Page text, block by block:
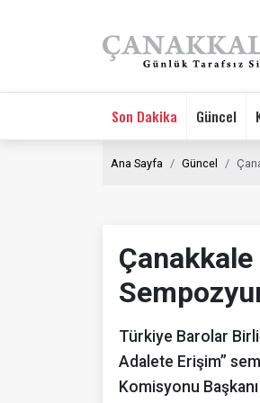
Son Dakika Güncel
Ana Sayfa Güncel
Türkiye Barolar
Adalete Erişim”
Komisyonu Başkanı